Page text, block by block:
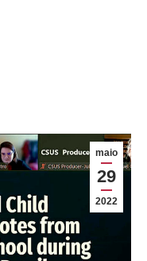
maio
29
2022